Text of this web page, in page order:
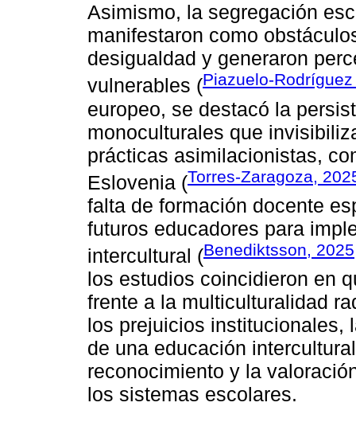
Asimismo, la segregación
manifestaron como
desigualdad y generaron
vulnerables (Piazuelo-
europeo, se destacó la
monoculturales que
prácticas asimilacionistas,
Eslovenia (Torres-Zaragoza,
falta de formación docente
futuros educadores para
intercultural (Benediktsson, 2025
los estudios coincidieron en
frente a la multiculturalidad
los prejuicios institucionales,
de una educación
reconocimiento y la
los sistemas escolares.